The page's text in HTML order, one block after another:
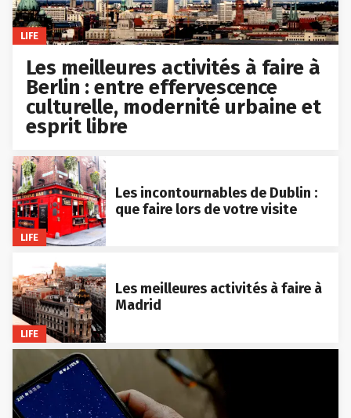
LIFE
Les meilleures activités à faire à
Berlin : entre effervescence
culturelle, modernité urbaine et
esprit libre
LIFE
Les incontournables de Dublin :
que faire lors de votre visite
LIFE
Les meilleures activités à faire à
Madrid